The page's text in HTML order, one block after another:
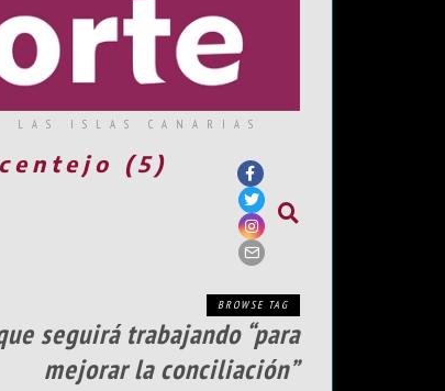
ISLAS CANARIAS
(5)
BROWSE TAG
seguirá trabajando “para
mejorar la conciliación”